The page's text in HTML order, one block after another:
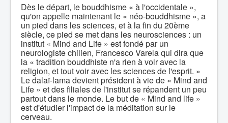
Dès le départ, le bouddhisme « à l'occidentale »,
qu'on appelle maintenant le « néo-bouddhisme », a
un pied dans les sciences, et à la fin du 20ème
siècle, ce pied se met dans les neurosciences : un
institut « Mind and Life » est fondé par un
neurologiste chilien, Francesco Varela qui dira que
la « tradition bouddhiste n'a rien à voir avec la
religion, et tout voir avec les sciences de l'esprit. »
Le dalaï-lama devient président à vie de « Mind and
Life » et des filiales de l'institut se répandent un peu
partout dans le monde. Le but de « Mind and life »
est d'étudier l'impact de la méditation sur le
cerveau.